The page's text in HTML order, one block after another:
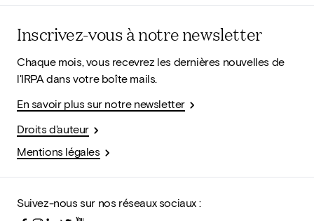
Inscrivez-vous à notre newsletter
Chaque mois, vous recevrez les dernières nouvelles de
l'IRPA dans votre boîte mails.
En savoir plus sur notre newsletter
Droits d'auteur
Mentions légales
Suivez-nous sur nos réseaux sociaux :